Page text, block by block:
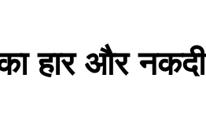
हार और नकदी